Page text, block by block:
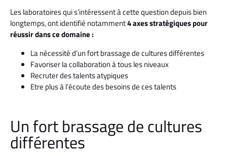
Les laboratoires qui s’intéressent à cette question depuis bien
longtemps, ont identifié notamment4 axes stratégiques pour
réussir dans ce domaine :
La nécessité d’un fort brassage de cultures différentes
Favoriser la collaboration à tous les niveaux
Recruter des talents atypiques
Etre plus à l’écoute des besoins de ces talents
Un fort brassage de cultures
différentes